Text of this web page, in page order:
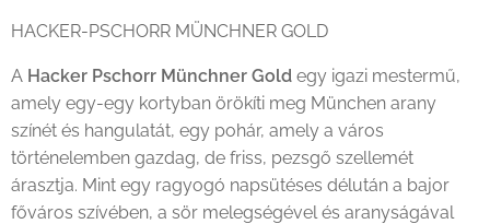
HACKER-PSCHORR MÜNCHNER GOLD
A Hacker Pschorr Münchner Gold egy igazi mestermű,
amely egy-egy kortyban örökíti meg München arany
színét és hangulatát, egy pohár, amely a város
történelemben gazdag, de friss, pezsgő szellemét
árasztja. Mint egy ragyogó napsütéses délután a bajor
főváros szívében, a sör melegségével és aranyságával